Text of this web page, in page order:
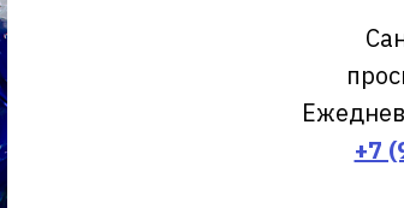
+7